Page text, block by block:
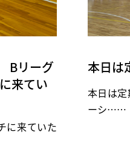
Bリーグ
来てい
に来ていた
本日は
本日は
ーシ……